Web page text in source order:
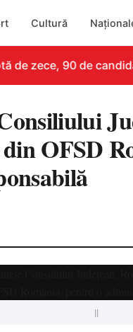
Cultură
zece, 90 de
OFSD
||